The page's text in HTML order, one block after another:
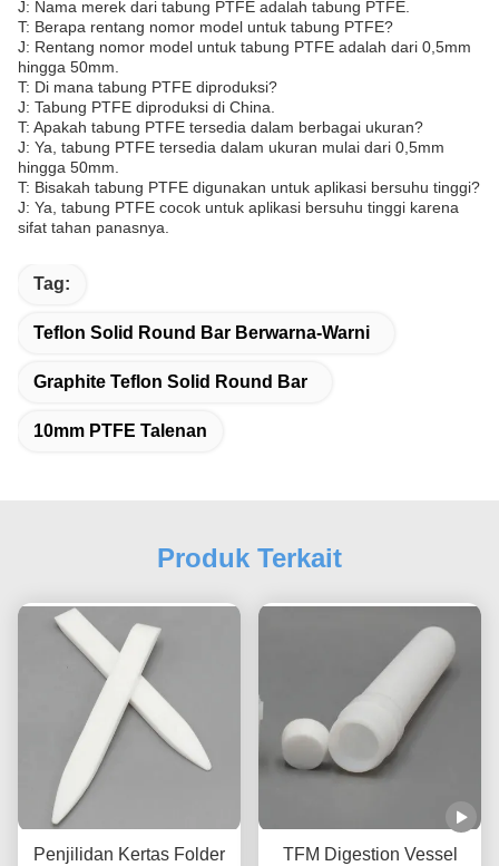
J: Nama merek dari tabung PTFE adalah tabung PTFE.
T: Berapa rentang nomor model untuk tabung PTFE?
J: Rentang nomor model untuk tabung PTFE adalah dari 0,5mm
hingga 50mm.
T: Di mana tabung PTFE diproduksi?
J: Tabung PTFE diproduksi di China.
T: Apakah tabung PTFE tersedia dalam berbagai ukuran?
J: Ya, tabung PTFE tersedia dalam ukuran mulai dari 0,5mm
hingga 50mm.
T: Bisakah tabung PTFE digunakan untuk aplikasi bersuhu tinggi?
J: Ya, tabung PTFE cocok untuk aplikasi bersuhu tinggi karena
sifat tahan panasnya.
Tag:
Teflon Solid Round Bar Berwarna-Warni
Graphite Teflon Solid Round Bar
10mm PTFE Talenan
Produk Terkait
Penjilidan Kertas Folder
TFM Digestion Vessel